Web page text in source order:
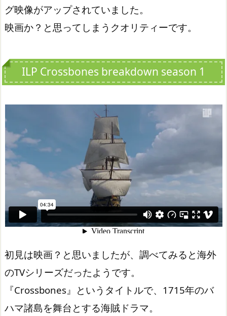
グ映像がアップされていました。
映画か？と思ってしまうクオリティーです。
ILP Crossbones breakdown season 1
初見は映画？と思いましたが、調べてみると海外
のTVシリーズだったようです。
『Crossbones』というタイトルで、1715年のバ
ハマ諸島を舞台とする海賊ドラマ。